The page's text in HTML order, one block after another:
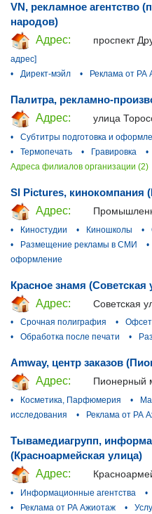
VN, рекламное агентство
народов)
Адрес:
проспект
адрес]
•
Директ-мэйл • Реклама от РА
Палитра, рекламно-
Адрес:
улица
•
Субтитры подготовка и
•
Термопечать • Гравировка •
Адреса филиалов организации (2)
Sl Pictures,
Адрес:
•
Киностудии • Киношколы •
•
Размещение рекламы в СМИ •
оформление
Красное знамя (Советская
Адрес:
Советская
•
Срочная полиграфия •
•
Обработка после печати •
Amway, центр заказов
Адрес:
Пионерный
•
Косметика, Парфюмерия •
исследования
• Реклама от РА
Тывамедиагрупп,
(Красноармейская улица)
Адрес:
•
Информационные агентства •
•
Реклама от РА Ажиотаж •